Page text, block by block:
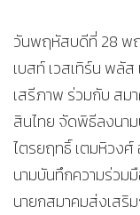
วันพฤหัสบดีที่ 28 พ
เบสท์ เวสเทิร์น พลั
เสรีภาพ ร่วมกับ สม
สินไทย จัดพิธีลงนา
ไตรยฤทธิ์ เตมหิวง
นามบันทึกความร่ว
นายกสมาคมส่งเสริ